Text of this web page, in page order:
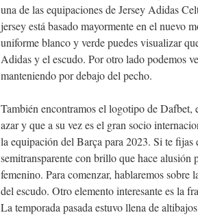
una de las equipaciones de Jersey Adidas
jersey está basado mayormente en el nuevo
uniforme blanco y verde puedes visualizar
Adidas y el escudo. Por otro lado podemos
manteniendo por debajo del pecho.
También encontramos el logotipo de Dafbet,
azar y que a su vez es el gran socio
la equipación del Barça para 2023. Si te
semitransparente con brillo que hace alusión
femenino. Para comenzar, hablaremos
del escudo. Otro elemento interesante es la
La temporada pasada estuvo llena de